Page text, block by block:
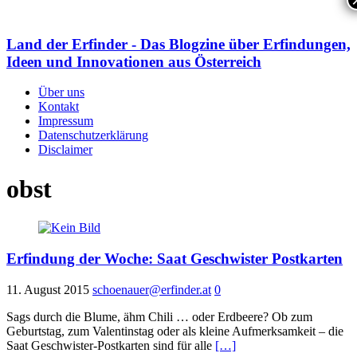
Land der Erfinder - Das Blogzine über Erfindungen,
Ideen und Innovationen aus Österreich
Über uns
Kontakt
Impressum
Datenschutzerklärung
Disclaimer
obst
Erfindung der Woche: Saat Geschwister Postkarten
11. August 2015 schoenauer@erfinder.at 0
Sags durch die Blume, ähm Chili … oder Erdbeere? Ob zum
Geburtstag, zum Valentinstag oder als kleine Aufmerksamkeit – die
Saat Geschwister-Postkarten sind für alle […]